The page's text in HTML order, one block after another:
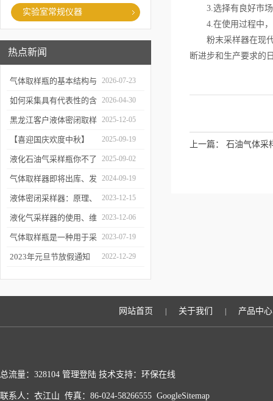
实验室常规仪器
热点新闻
气体取样瓶的基本结构与
工作逻辑是什么？
2026-07-23
如何采集具有代表性的含
油水样？——石油类采水
器原理与使用
2026-04-30
黑龙江客户液体密闭取样
器项目顺利交付
2025-12-05
【喜迎国庆欢度中秋】
2025年国庆中秋放假通知
2025-09-19
液化石油气采样瓶你不了
解的知识！
2025-09-02
气体取样器即将出库、发
货！
2024-09-19
液体密闭采样器：原理、
应用和优势
2023-12-15
液化气采样器的使用、维
护与优化
2023-12-06
气体取样瓶是一种用于采
集、贮存和分析气体样品
2023-07-19
2023年元旦节放假通知 2022-12-29
3.选择有良好市场
4.在使用过程中，
粉末采样器在现代
断进步和生产要求的
上一篇： 石油气体采
网站首页 关于我们 产品中心
总流量：328104 管理登陆 技术支持： 环保在线
联系人：衣江山 传真：86-024-58266555 GoogleSitemap